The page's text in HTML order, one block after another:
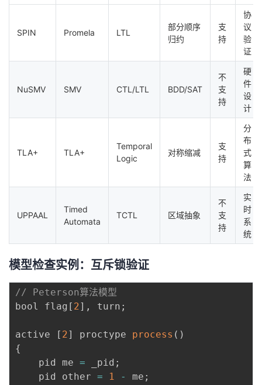
SPIN Promela LTL
部分顺序
归约
支
持
协
议
验
证
NuSMV SMV CTL/LTL BDD/SAT
不
支
持
硬
件
设
计
TLA+ TLA+
Temporal
Logic
对称缩减
支
持
分
布
式
算
法
UPPAAL
Timed
Automata
TCTL 区域抽象
不
支
持
实
时
系
统
模型检查实例：互斥锁验证
// Peterson算法模型
bool flag [ 2] , turn ;
active [ 2] proctype process ( )
{
    pid me
= _pid ;
    pid other
= 1 - me ;